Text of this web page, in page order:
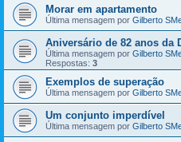
Morar em apartamento
Última mensagem por Gilberto
Aniversário de 82 anos da
Última mensagem por Gilberto
Respostas: 3
Exemplos de superação
Última mensagem por Gilberto
Um conjunto imperdível
Última mensagem por Gilberto